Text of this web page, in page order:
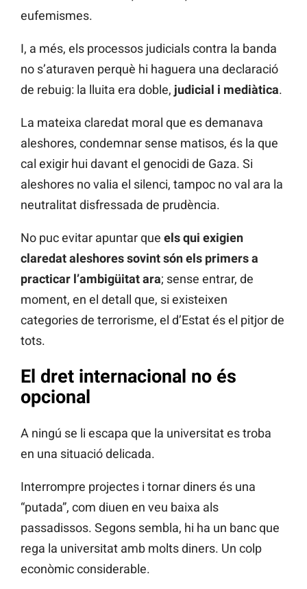
eufemismes.
I, a més, els processos judicials contra la banda
no s’aturaven perquè hi haguera una declaració
de rebuig: la lluita era doble, judicial i mediàtica.
La mateixa claredat moral que es demanava
aleshores, condemnar sense matisos, és la que
cal exigir hui davant el genocidi de Gaza. Si
aleshores no valia el silenci, tampoc no val ara la
neutralitat disfressada de prudència.
No puc evitar apuntar que els qui exigien
claredat aleshores sovint són els primers a
practicar l’ambigüitat ara; sense entrar, de
moment, en el detall que, si existeixen
categories de terrorisme, el d’Estat és el pitjor de
tots.
El dret internacional no és
opcional
A ningú se li escapa que la universitat es troba
en una situació delicada.
Interrompre projectes i tornar diners és una
“putada”, com diuen en veu baixa als
passadissos. Segons sembla, hi ha un banc que
rega la universitat amb molts diners. Un colp
econòmic considerable.